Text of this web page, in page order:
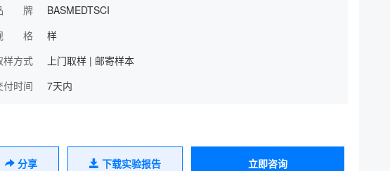
牌
BASMEDTSCI
格
样
样方式
上门取样 | 邮寄样本
付时间
7天内
分享 下载实验报告 立即咨询